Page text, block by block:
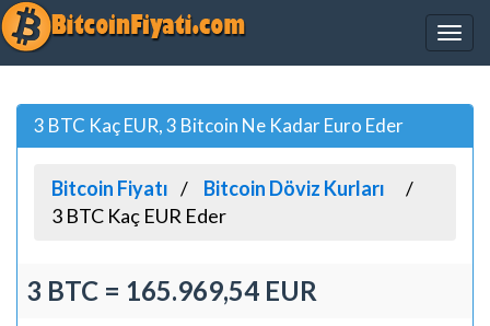
3 BTC Kaç EUR, 3 Bitcoin Ne Kadar Euro Eder
Bitcoin Fiyatı
Bitcoin Döviz Kurları
3 BTC Kaç EUR Eder
3 BTC = 165.969,54 EUR